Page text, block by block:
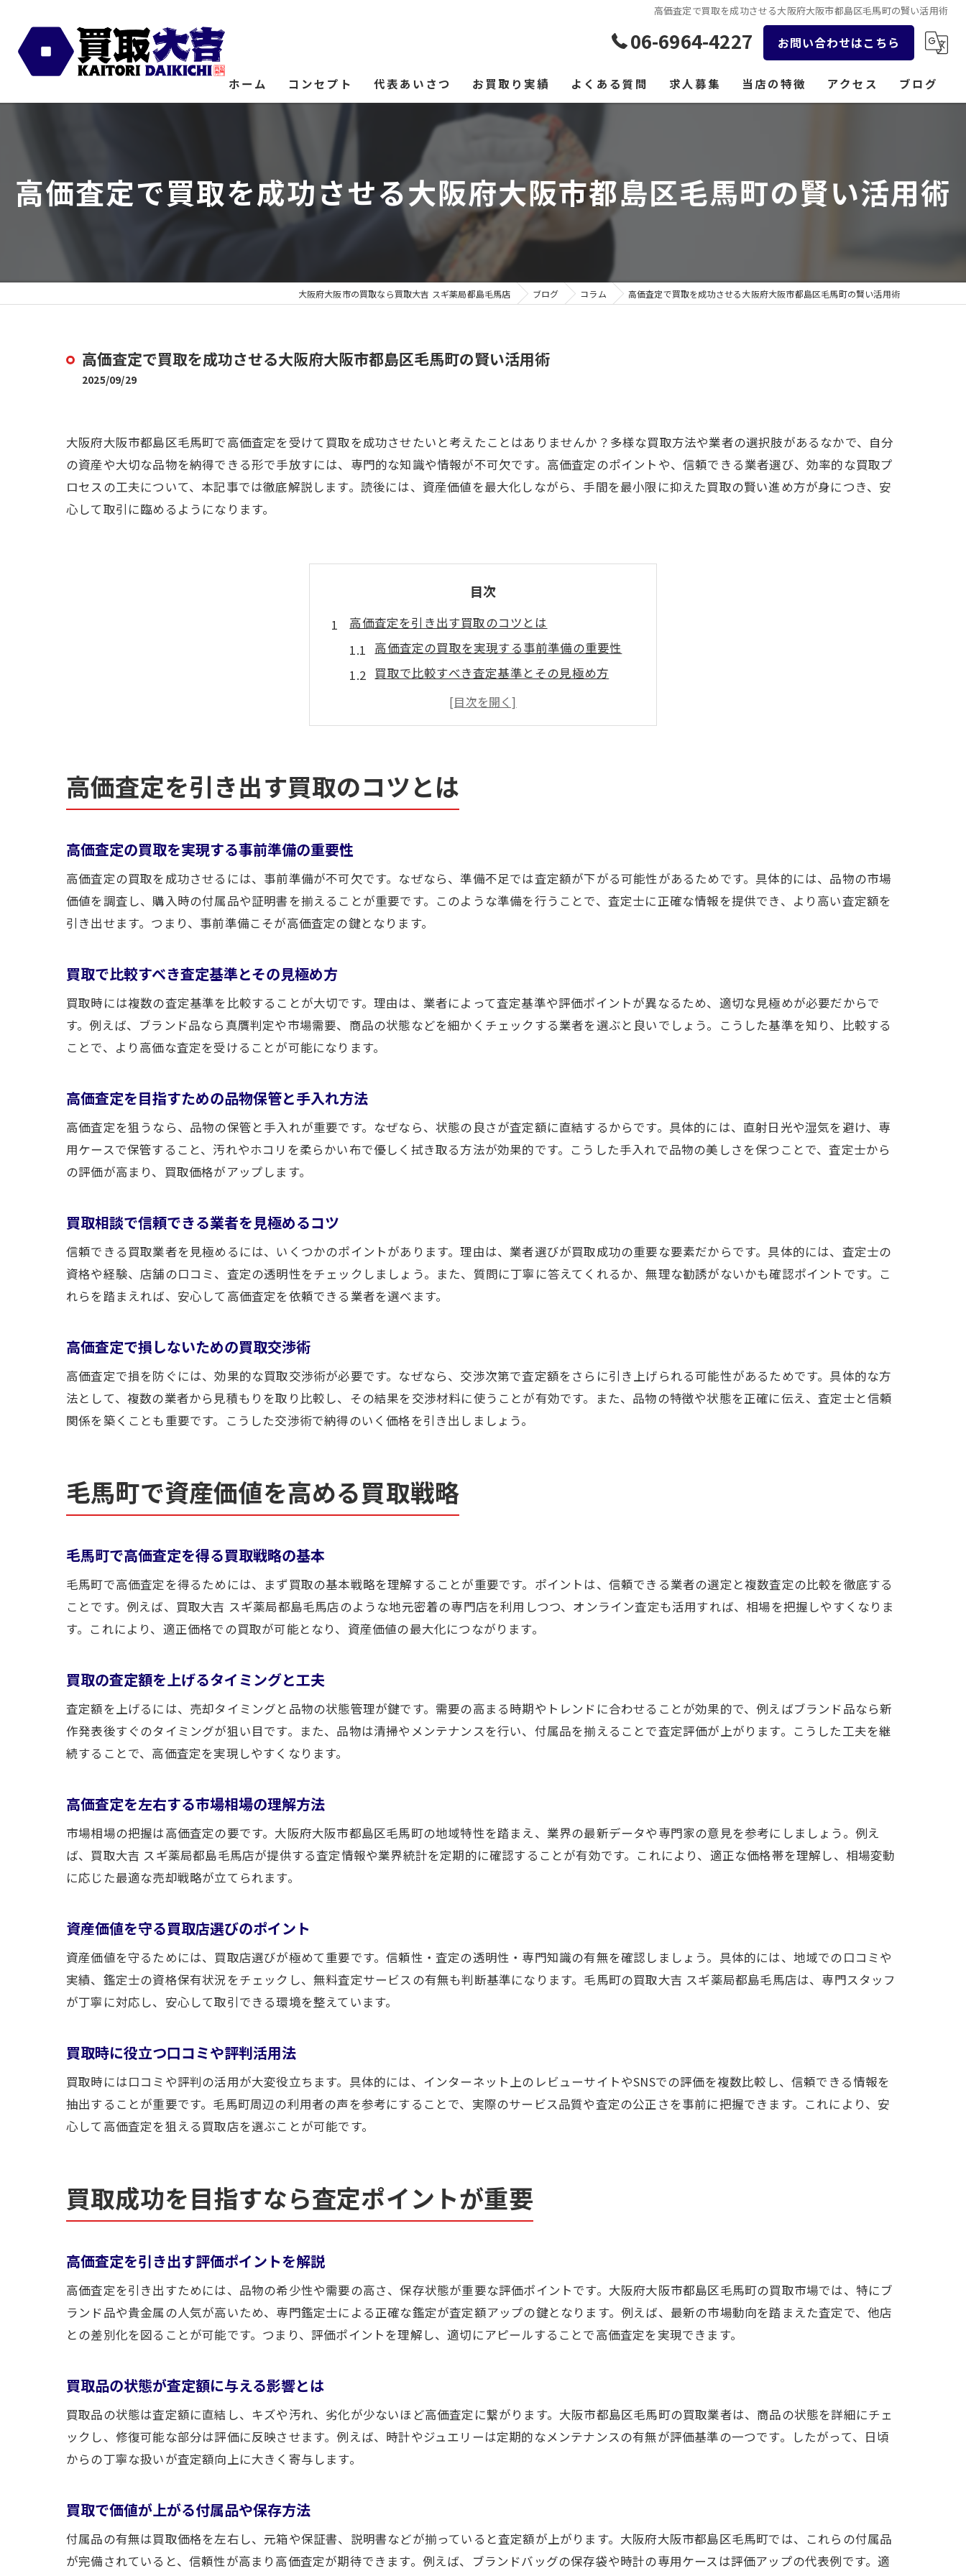
高価査定で買取を成功させる大阪府大阪市都島区毛馬町の賢い活用術
06-6964-4227 お問い合わせはこちら
ホーム コンセプト 代表あいさつ お買取り実績 よくある質問 求人募集 当店の特徴
バッグ
アクセス ブログ
高価査定で買取を成功させる大阪府大阪市都島区毛馬町の賢い活用術
大阪府大阪市の買取なら買取大吉 スギ薬局都島毛馬店 ブログ コラム 高価査定で買取を成功させる大阪府大阪市都島区毛馬町の賢い活用術
高価査定で買取を成功させる大阪府大阪市都島区毛馬町の賢い活用術
2025/09/29
大阪府大阪市都島区毛馬町で高価査定を受けて買取を成功させたいと考えたことはありませんか？多様な買取方法や業者の選択肢があるなかで、自分
の資産や大切な品物を納得できる形で手放すには、専門的な知識や情報が不可欠です。高価査定のポイントや、信頼できる業者選び、効率的な買取プ
ロセスの工夫について、本記事では徹底解説します。読後には、資産価値を最大化しながら、手間を最小限に抑えた買取の賢い進め方が身につき、安
心して取引に臨めるようになります。
目次
高価査定を引き出す買取のコツとは
高価査定の買取を実現する事前準備の重要性
買取で比較すべき査定基準とその見極め方
高価査定を目指すための品物保管と手入れ方法
買取相談で信頼できる業者を見極めるコツ
毛馬町で資産価値を高める買取戦略
毛馬町で高価査定を得る買取戦略の基本
資産価値を守る買取店選びのポイント
買取時に役立つ口コミや評判活用法
買取成功を目指すなら査定ポイントが重要
買取で価値が上がる付属品や保存方法
高価査定を目指すための事前チェック項目
買取価格アップに役立つアピール方法
納得できる買取を叶える交渉ポイント
高価査定には複数の見積もり取得が効果的
高価査定につながる買取手段の選び方
買取利用時に押さえるべき注意点とは
高価査定を目指しオンライン査定を活用
毛馬町発・安心して任せる買取の流れ
高価査定を叶える買取の流れを解説
買取依頼から支払いまでの安心ステップ
買取利用者の口コミや評判を活かす方法
高価査定でトラブル回避するための注意点
高価査定を引き出す買取のコツとは
高価査定の買取を実現する事前準備の重要性
高価査定の買取を成功させるには、事前準備が不可欠です。なぜなら、準備不足では査定額が下がる可能性があるためです。具体的には、品物の市場
価値を調査し、購入時の付属品や証明書を揃えることが重要です。このような準備を行うことで、査定士に正確な情報を提供でき、より高い査定額を
引き出せます。つまり、事前準備こそが高価査定の鍵となります。
買取で比較すべき査定基準とその見極め方
買取時には複数の査定基準を比較することが大切です。理由は、業者によって査定基準や評価ポイントが異なるため、適切な見極めが必要だからで
す。例えば、ブランド品なら真贋判定や市場需要、商品の状態などを細かくチェックする業者を選ぶと良いでしょう。こうした基準を知り、比較する
ことで、より高価な査定を受けることが可能になります。
高価査定を目指すための品物保管と手入れ方法
高価査定を狙うなら、品物の保管と手入れが重要です。なぜなら、状態の良さが査定額に直結するからです。具体的には、直射日光や湿気を避け、専
用ケースで保管すること、汚れやホコリを柔らかい布で優しく拭き取る方法が効果的です。こうした手入れで品物の美しさを保つことで、査定士から
の評価が高まり、買取価格がアップします。
買取相談で信頼できる業者を見極めるコツ
信頼できる買取業者を見極めるには、いくつかのポイントがあります。理由は、業者選びが買取成功の重要な要素だからです。具体的には、査定士の
資格や経験、店舗の口コミ、査定の透明性をチェックしましょう。また、質問に丁寧に答えてくれるか、無理な勧誘がないかも確認ポイントです。こ
れらを踏まえれば、安心して高価査定を依頼できる業者を選べます。
高価査定で損しないための買取交渉術
高価査定で損を防ぐには、効果的な買取交渉術が必要です。なぜなら、交渉次第で査定額をさらに引き上げられる可能性があるためです。具体的な方
法として、複数の業者から見積もりを取り比較し、その結果を交渉材料に使うことが有効です。また、品物の特徴や状態を正確に伝え、査定士と信頼
関係を築くことも重要です。こうした交渉術で納得のいく価格を引き出しましょう。
毛馬町で資産価値を高める買取戦略
毛馬町で高価査定を得る買取戦略の基本
毛馬町で高価査定を得るためには、まず買取の基本戦略を理解することが重要です。ポイントは、信頼できる業者の選定と複数査定の比較を徹底する
ことです。例えば、買取大吉 スギ薬局都島毛馬店のような地元密着の専門店を利用しつつ、オンライン査定も活用すれば、相場を把握しやすくなりま
す。これにより、適正価格での買取が可能となり、資産価値の最大化につながります。
買取の査定額を上げるタイミングと工夫
査定額を上げるには、売却タイミングと品物の状態管理が鍵です。需要の高まる時期やトレンドに合わせることが効果的で、例えばブランド品なら新
作発表後すぐのタイミングが狙い目です。また、品物は清掃やメンテナンスを行い、付属品を揃えることで査定評価が上がります。こうした工夫を継
続することで、高価査定を実現しやすくなります。
高価査定を左右する市場相場の理解方法
市場相場の把握は高価査定の要です。大阪府大阪市都島区毛馬町の地域特性を踏まえ、業界の最新データや専門家の意見を参考にしましょう。例え
ば、買取大吉 スギ薬局都島毛馬店が提供する査定情報や業界統計を定期的に確認することが有効です。これにより、適正な価格帯を理解し、相場変動
に応じた最適な売却戦略が立てられます。
資産価値を守る買取店選びのポイント
資産価値を守るためには、買取店選びが極めて重要です。信頼性・査定の透明性・専門知識の有無を確認しましょう。具体的には、地域での口コミや
実績、鑑定士の資格保有状況をチェックし、無料査定サービスの有無も判断基準になります。毛馬町の買取大吉 スギ薬局都島毛馬店は、専門スタッフ
が丁寧に対応し、安心して取引できる環境を整えています。
買取時に役立つ口コミや評判活用法
買取時には口コミや評判の活用が大変役立ちます。具体的には、インターネット上のレビューサイトやSNSでの評価を複数比較し、信頼できる情報を
抽出することが重要です。毛馬町周辺の利用者の声を参考にすることで、実際のサービス品質や査定の公正さを事前に把握できます。これにより、安
心して高価査定を狙える買取店を選ぶことが可能です。
買取成功を目指すなら査定ポイントが重要
高価査定を引き出す評価ポイントを解説
高価査定を引き出すためには、品物の希少性や需要の高さ、保存状態が重要な評価ポイントです。大阪府大阪市都島区毛馬町の買取市場では、特にブ
ランド品や貴金属の人気が高いため、専門鑑定士による正確な鑑定が査定額アップの鍵となります。例えば、最新の市場動向を踏まえた査定で、他店
との差別化を図ることが可能です。つまり、評価ポイントを理解し、適切にアピールすることで高価査定を実現できます。
買取品の状態が査定額に与える影響とは
買取品の状態は査定額に直結し、キズや汚れ、劣化が少ないほど高価査定に繋がります。大阪市都島区毛馬町の買取業者は、商品の状態を詳細にチェ
ックし、修復可能な部分は評価に反映させます。例えば、時計やジュエリーは定期的なメンテナンスの有無が評価基準の一つです。したがって、日頃
からの丁寧な扱いが査定額向上に大きく寄与します。
買取で価値が上がる付属品や保存方法
付属品の有無は買取価格を左右し、元箱や保証書、説明書などが揃っていると査定額が上がります。大阪府大阪市都島区毛馬町では、これらの付属品
が完備されていると、信頼性が高まり高価査定が期待できます。例えば、ブランドバッグの保存袋や時計の専用ケースは評価アップの代表例です。適